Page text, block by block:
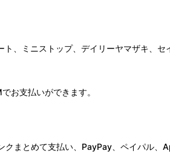
、ミニストップ、デイリーヤマザキ、セ
お支払いができます。
まとめて支払い、PayPay、ペイパル、